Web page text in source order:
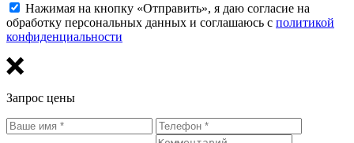
Нажимая на кнопку «Отправить», я даю согласие на
обработку персональных данных и соглашаюсь с политикой
конфиденциальности
Запрос цены